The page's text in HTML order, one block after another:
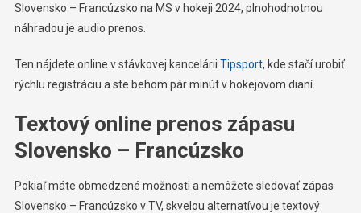
Slovensko – Francúzsko na MS v hokeji 2024, plnohodnotnou
náhradou je audio prenos.
Ten nájdete online v stávkovej kancelárii Tipsport, kde stačí urobiť
rýchlu registráciu a ste behom pár minút v hokejovom dianí.
Textový online prenos zápasu
Slovensko – Francúzsko
Pokiaľ máte obmedzené možnosti a nemôžete sledovať zápas
Slovensko – Francúzsko v TV, skvelou alternatívou je textový